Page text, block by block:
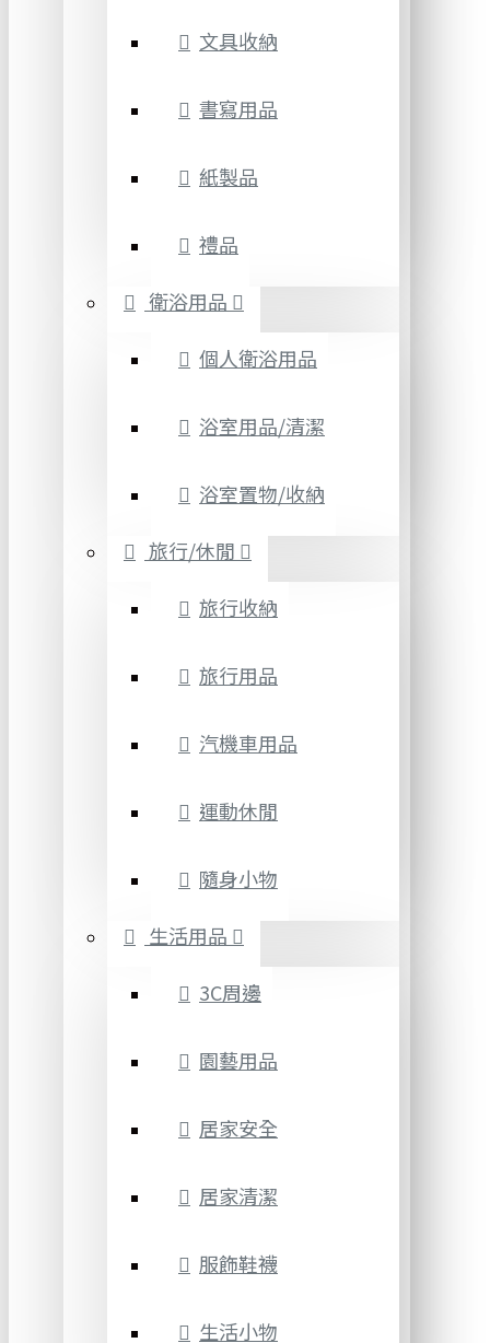
文具收納
書寫用品
紙製品
禮品
衛浴用品
個人衛浴用品
浴室用品/清潔
浴室置物/收納
旅行/休閒
旅行收納
旅行用品
汽機車用品
運動休閒
隨身小物
生活用品
3C周邊
園藝用品
居家安全
居家清潔
服飾鞋襪
生活小物